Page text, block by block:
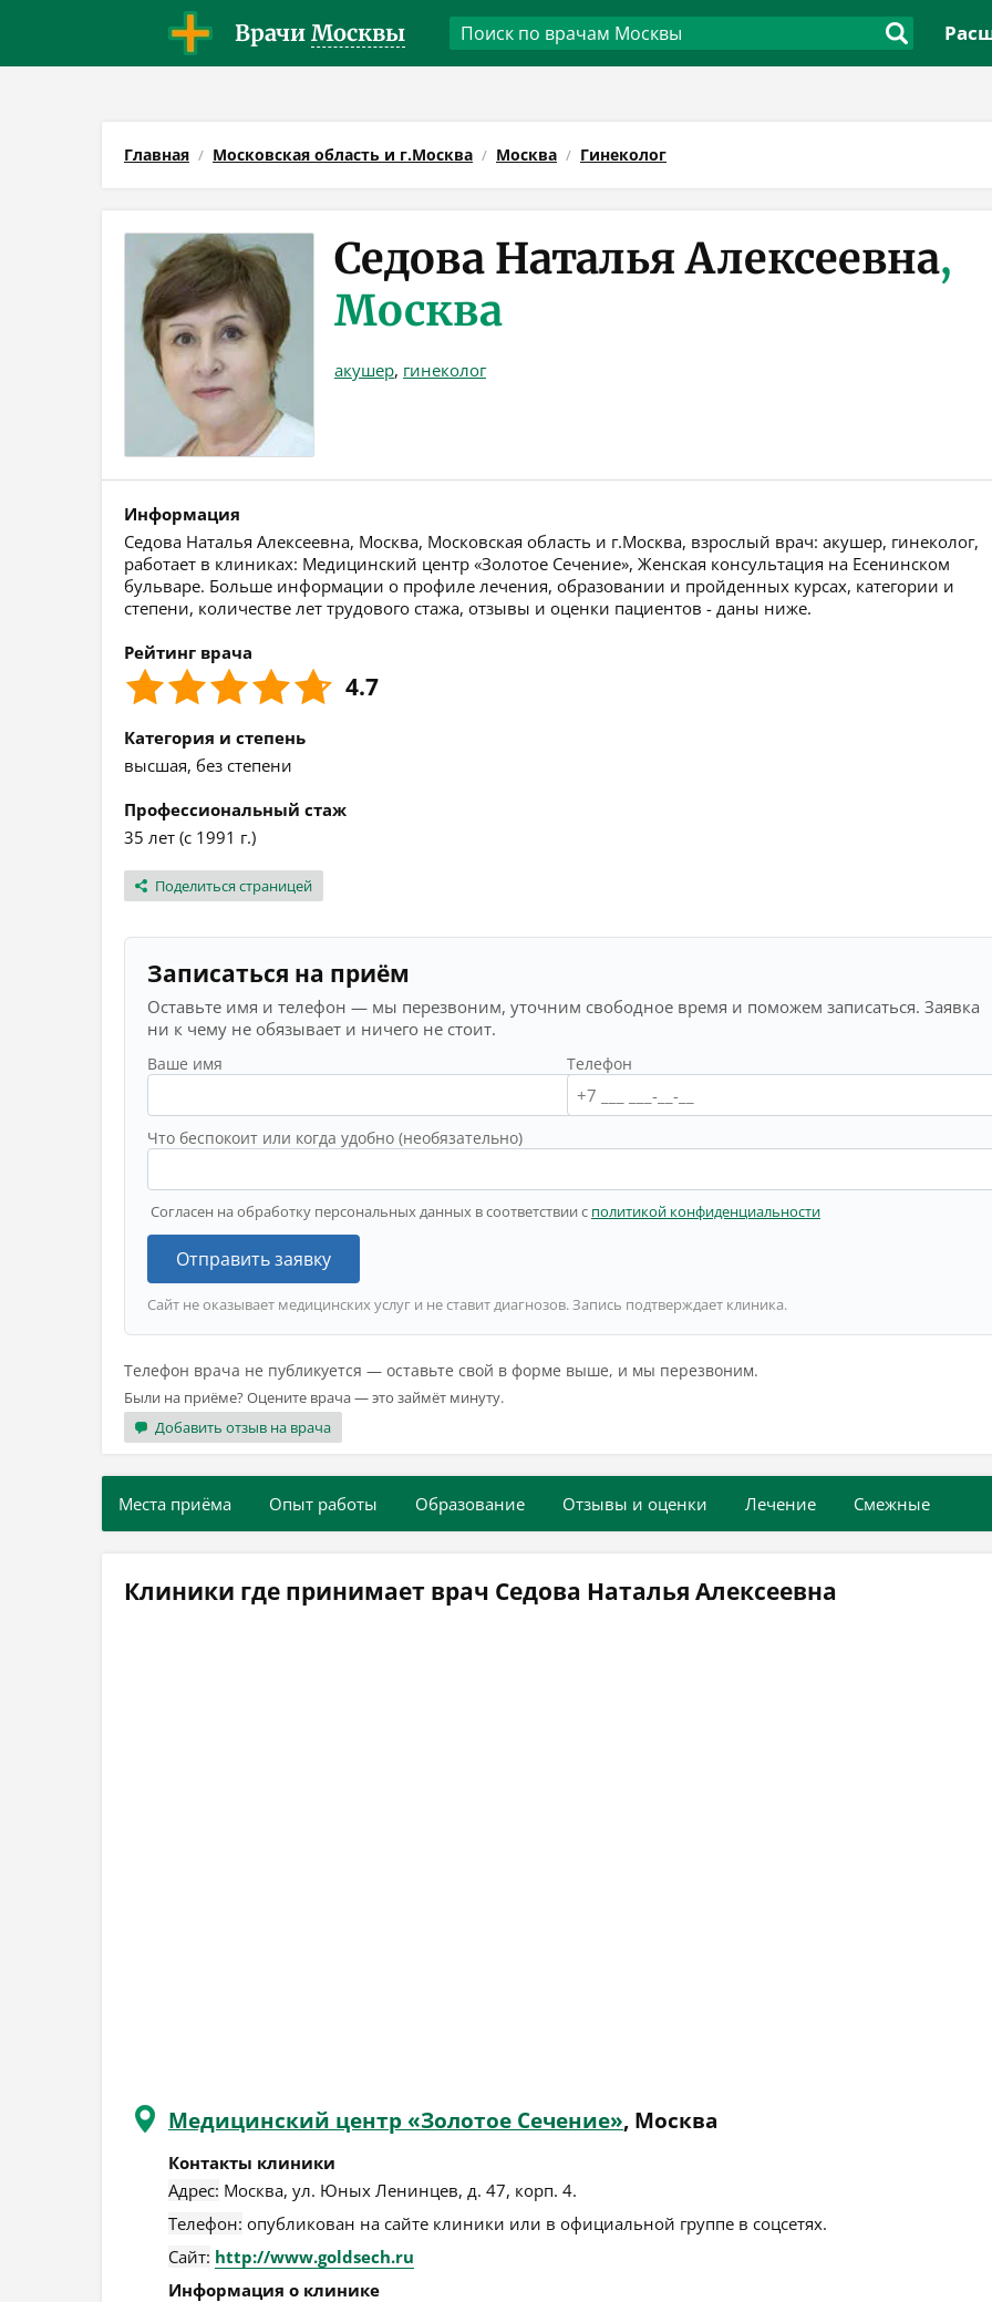
Врачи Москвы
Главная Московская область и г.Москва Москва Гинеколог
Седова Наталья Алексеевна,
Москва
акушер, гинеколог
Информация
Седова Наталья Алексеевна, Москва, Московская область и г.Москва, взрослый врач: акушер, гинеколог,
работает в клиниках: Медицинский центр «Золотое Сечение», Женская консультация на Есенинском
бульваре. Больше информации о профиле лечения, образовании и пройденных курсах, категории и
степени, количестве лет трудового стажа, отзывы и оценки пациентов - даны ниже.
Рейтинг врача
4.7
Категория и степень
высшая, без степени
Профессиональный стаж
35 лет (с 1991 г.)
Поделиться страницей
Записаться на приём
Оставьте имя и телефон — мы перезвоним, уточним свободное время и поможем записаться. Заявка
ни к чему не обязывает и ничего не стоит.
Ваше имя Телефон
Что беспокоит или когда удобно (необязательно)
Согласен на обработку персональных данных в соответствии с политикой конфиденциальности
Отправить заявку
Сайт не оказывает медицинских услуг и не ставит диагнозов. Запись подтверждает клиника.
Телефон врача не публикуется — оставьте свой в форме выше, и мы перезвоним.
Были на приёме? Оцените врача — это займёт минуту.
Добавить отзыв на врача
Места приёма Опыт работы Образование Отзывы и оценки Лечение Смежные
Клиники где принимает врач Седова Наталья Алексеевна
Медицинский центр «Золотое Сечение», Москва
Контакты клиники
Адрес: Москва, ул. Юных Ленинцев, д. 47, корп. 4.
Телефон: опубликован на сайте клиники или в официальной группе в соцсетях.
Сайт: http://www.goldsech.ru
Информация о клинике